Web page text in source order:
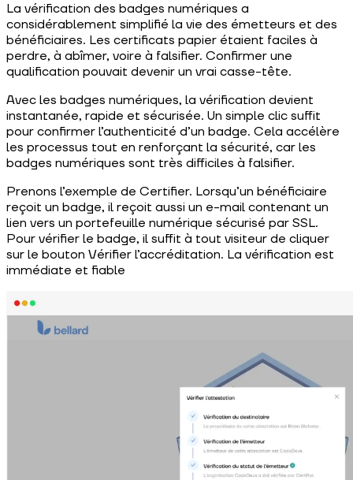
La vérification des badges numériques a
considérablement simplifié la vie des émetteurs et des
bénéficiaires. Les certificats papier étaient faciles à
perdre, à abîmer, voire à falsifier. Confirmer une
qualification pouvait devenir un vrai casse-tête.
Avec les badges numériques, la vérification devient
instantanée, rapide et sécurisée. Un simple clic suffit
pour confirmer l’authenticité d’un badge. Cela accélère
les processus tout en renforçant la sécurité, car les
badges numériques sont très difficiles à falsifier.
Prenons l’exemple de Certifier. Lorsqu’un bénéficiaire
reçoit un badge, il reçoit aussi un e-mail contenant un
lien vers un portefeuille numérique sécurisé par SSL.
Pour vérifier le badge, il suffit à tout visiteur de cliquer
sur le bouton Vérifier l’accréditation. La vérification est
immédiate et fiable